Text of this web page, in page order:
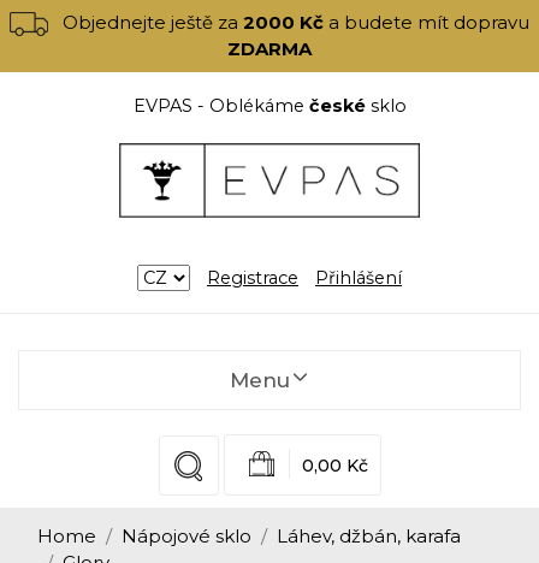
Objednejte ještě za2000 Kč a budete mít dopravu
ZDARMA
EVPAS - Oblékáme českésklo
Registrace Přihlášení
Menu
0,00 Kč
Home Nápojové sklo
Láhev, džbán, karafa